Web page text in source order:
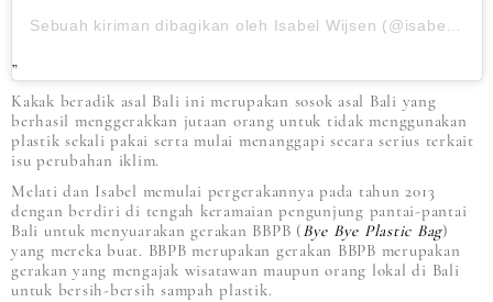
Sebuah kiriman dibagikan oleh Isabel Wijsen (@isabel.wijsen) pada
Kakak beradik asal Bali ini merupakan sosok asal Bali yang
berhasil menggerakkan jutaan orang untuk tidak menggunakan
plastik sekali pakai serta mulai menanggapi secara serius terkait
isu perubahan iklim.
Melati dan Isabel memulai pergerakannya pada tahun 2013
dengan berdiri di tengah keramaian pengunjung pantai-pantai
Bali untuk menyuarakan gerakan BBPB (Bye Bye Plastic Bag)
yang mereka buat. BBPB merupakan gerakan BBPB merupakan
gerakan yang mengajak wisatawan maupun orang lokal di Bali
untuk bersih-bersih sampah plastik.